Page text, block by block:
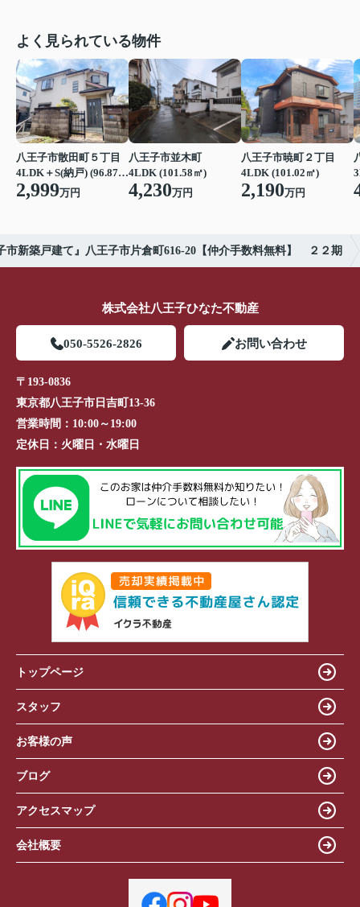
よく見られている物件
八王子市散田町５丁目
4LDK＋S(納戸) (96.87㎡)
2,999万円
八王子市並木町
4LDK (101.58㎡)
4,230万円
八王子市暁町２丁目
4LDK (101.02㎡)
2,190万円
市新築戸建て』八王子市片倉町616-20【仲介手数料無料】 ２２期
株式会社八王子ひなた不動産
050-5526-2826 お問い合わせ
〒193-0836
東京都八王子市日吉町13-36
営業時間： 10:00～19:00
定休日： 火曜日・水曜日
トップページ
スタッフ
お客様の声
ブログ
アクセスマップ
会社概要